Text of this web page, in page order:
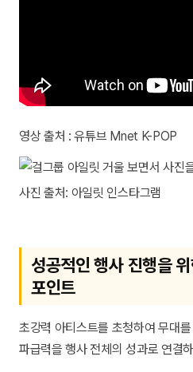
영상 출처 : 유튜브 Mnet K-POP
사진 출처: 아일릿 인스타그램
성공적인 행사 진행을
포인트
초강력 아티스트를 초청하여 무대
파급력을 행사 전체의 성과로 연결